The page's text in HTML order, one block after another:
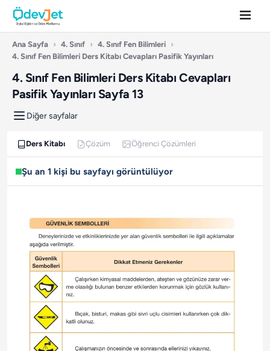
Ana Sayfa › 4. Sınıf › 4. Sınıf Fen Bilimleri ›
4. Sınıf Fen Bilimleri Ders Kitabı Cevapları Pasifik Yayınları
4. Sınıf Fen Bilimleri Ders Kitabı Cevapları
Pasifik Yayınları Sayfa 13
Diğer sayfalar
Ders Kitabı Çözüm Öğrenci Çözümleri
Şu an 1 kişi bu sayfayı görüntülüyor